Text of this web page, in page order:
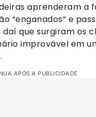
aprenderam a
“enganados” e
que surgiram os
improvável em
APÓS A PUBLICIDADE